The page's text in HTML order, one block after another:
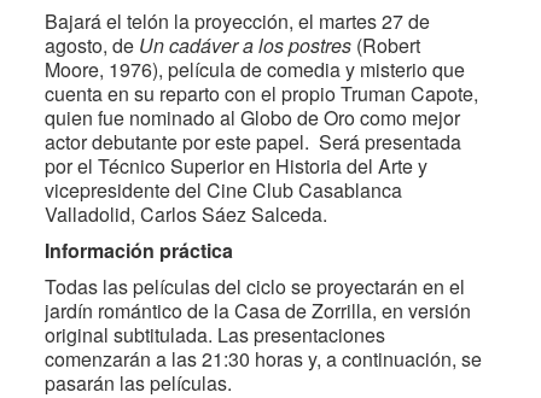
Bajará el telón la proyección, el martes 27 de
agosto, de Un cadáver a los postres (Robert
Moore, 1976), película de comedia y misterio que
cuenta en su reparto con el propio Truman Capote,
quien fue nominado al Globo de Oro como mejor
actor debutante por este papel. Será presentada
por el Técnico Superior en Historia del Arte y
vicepresidente del Cine Club Casablanca
Valladolid, Carlos Sáez Salceda.
Información práctica
Todas las películas del ciclo se proyectarán en el
jardín romántico de la Casa de Zorrilla, en versión
original subtitulada. Las presentaciones
comenzarán a las 21:30 horas y, a continuación, se
pasarán las películas.